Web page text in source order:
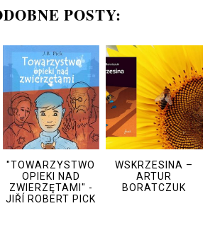
POSTY:
"TOWARZYSTWO
OPIEKI NAD
ZWIERZĘTAMI" -
JIŘÍ ROBERT PICK
WSKRZESINA –
ARTUR
BORATCZUK